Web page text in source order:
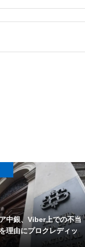
中銀、Viber上での不当
理由にプロクレディッ